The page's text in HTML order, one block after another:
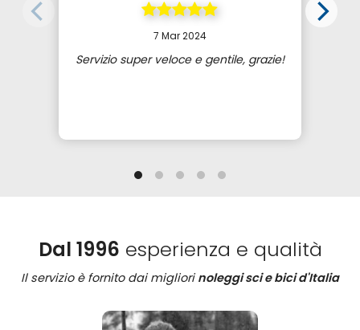
7 Mar 2024
Servizio super veloce e gentile, grazie!
Dal 1996 esperienza e qualità
Il servizio è fornito dai migliori noleggi sci e bici d'Italia